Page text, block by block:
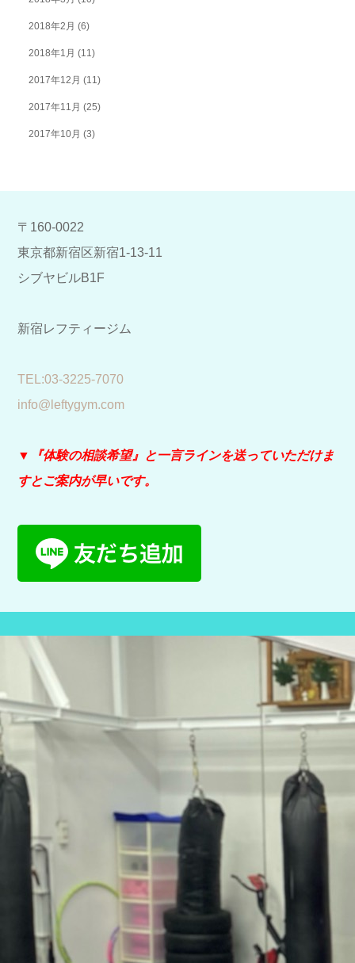
2018年2月 (6)
2018年1月 (11)
2017年12月 (11)
2017年11月 (25)
2017年10月 (3)
〒160-0022
東京都新宿区新宿1-13-11
シブヤビルB1F
新宿レフティージム
​TEL:03-3225-7070
info@leftygym.com
▼『体験の相談希望』と一言ラインを送っていただけま
すとご案内が早いです。